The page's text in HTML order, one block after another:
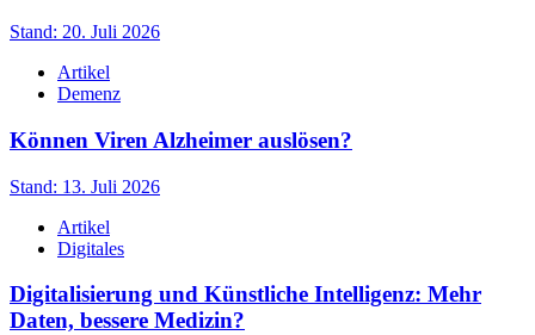
Stand: 20. Juli 2026
Artikel
Demenz
Können Viren Alzheimer auslösen?
Stand: 13. Juli 2026
Artikel
Digitales
Digitalisierung und Künstliche Intelligenz: Mehr
Daten, bessere Medizin?